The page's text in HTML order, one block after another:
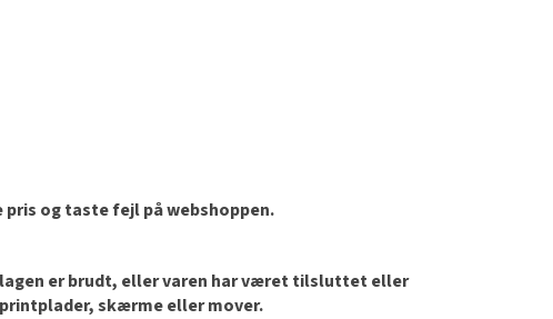
og taste fejl på webshoppen.
er brudt, eller varen har været tilsluttet eller
skærme eller mover.